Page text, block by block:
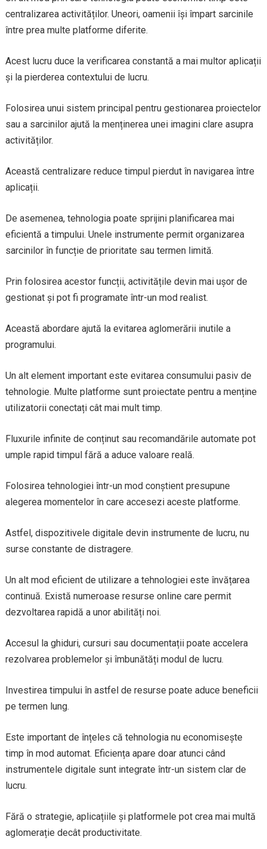
centralizarea activităților. Uneori, oamenii își împart sarcinile
între prea multe platforme diferite.
Acest lucru duce la verificarea constantă a mai multor aplicații
și la pierderea contextului de lucru.
Folosirea unui sistem principal pentru gestionarea proiectelor
sau a sarcinilor ajută la menținerea unei imagini clare asupra
activităților.
Această centralizare reduce timpul pierdut în navigarea între
aplicații.
De asemenea, tehnologia poate sprijini planificarea mai
eficientă a timpului. Unele instrumente permit organizarea
sarcinilor în funcție de prioritate sau termen limită.
Prin folosirea acestor funcții, activitățile devin mai ușor de
gestionat și pot fi programate într-un mod realist.
Această abordare ajută la evitarea aglomerării inutile a
programului.
Un alt element important este evitarea consumului pasiv de
tehnologie. Multe platforme sunt proiectate pentru a menține
utilizatorii conectați cât mai mult timp.
Fluxurile infinite de conținut sau recomandările automate pot
umple rapid timpul fără a aduce valoare reală.
Folosirea tehnologiei într-un mod conștient presupune
alegerea momentelor în care accesezi aceste platforme.
Astfel, dispozitivele digitale devin instrumente de lucru, nu
surse constante de distragere.
Un alt mod eficient de utilizare a tehnologiei este învățarea
continuă. Există numeroase resurse online care permit
dezvoltarea rapidă a unor abilități noi.
Accesul la ghiduri, cursuri sau documentații poate accelera
rezolvarea problemelor și îmbunătăți modul de lucru.
Investirea timpului în astfel de resurse poate aduce beneficii
pe termen lung.
Este important de înțeles că tehnologia nu economisește
timp în mod automat. Eficiența apare doar atunci când
instrumentele digitale sunt integrate într-un sistem clar de
lucru.
Fără o strategie, aplicațiile și platformele pot crea mai multă
aglomerație decât productivitate.